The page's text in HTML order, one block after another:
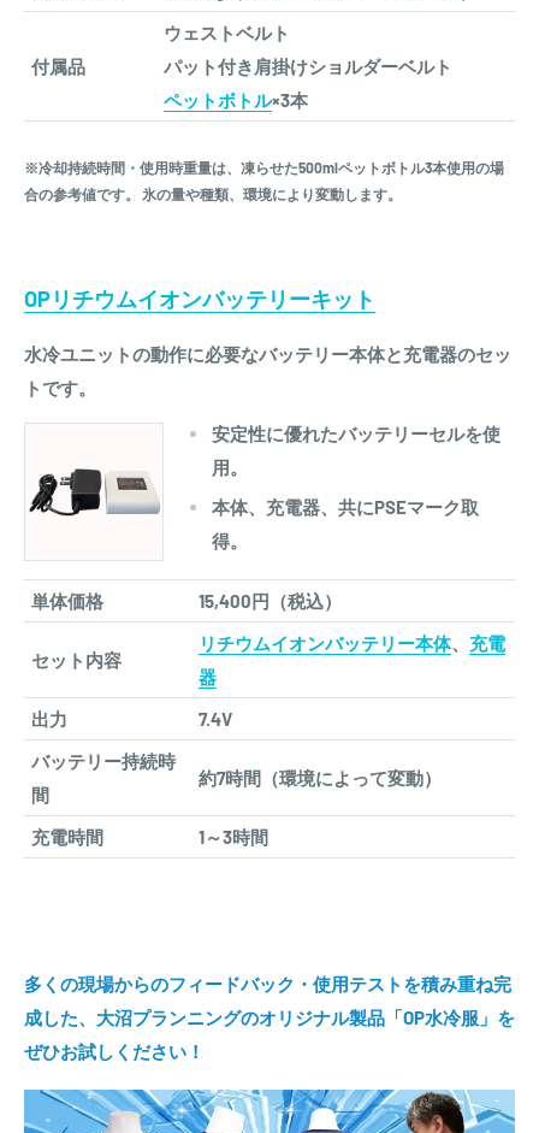
付属品
ウェストベルト
パット付き肩掛けショルダーベルト
ペットボトル×3本
※冷却持続時間・使用時重量は、凍らせた500mlペットボトル3本使用の場
合の参考値です。 氷の量や種類、環境により変動します。
OPリチウムイオンバッテリーキット
水冷ユニットの動作に必要なバッテリー本体と充電器のセッ
トです。
安定性に優れたバッテリーセルを使
用。
本体、充電器、共にPSEマーク取
得。
単体価格 15,400円（税込）
セット内容
リチウムイオンバッテリー本体、 充電
器
出力
7.4V
バッテリー持続時
間
約7時間（環境によって変動）
充電時間 1～3時間
多くの現場からのフィードバック・使用テストを積み重ね完
成した、大沼プランニングのオリジナル製品「OP水冷服」を
ぜひお試しください！